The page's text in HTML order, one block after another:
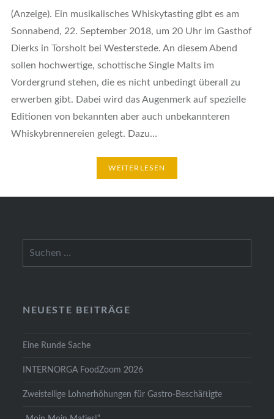
(Anzeige). Ein musikalisches Whiskytasting gibt es am
Sonnabend, 22. September 2018, um 20 Uhr im Gasthof
Dierks in Torsholt bei Westerstede. An diesem Abend
sollen hochwertige, schottische Single Malts im
Vordergrund stehen, die es nicht unbedingt überall zu
erwerben gibt. Dabei wird das Augenmerk auf spezielle
Editionen von bekannten aber auch unbekannteren
Whiskybrennereien gelegt. Dazu…
WEITERLESEN
NEUESTE BEITRÄGE
Eine Runde Sache
INTERNORGA FoodZoom 2026
Zweistellige Lohnerhöhungen für Gastro-Beschäftigte